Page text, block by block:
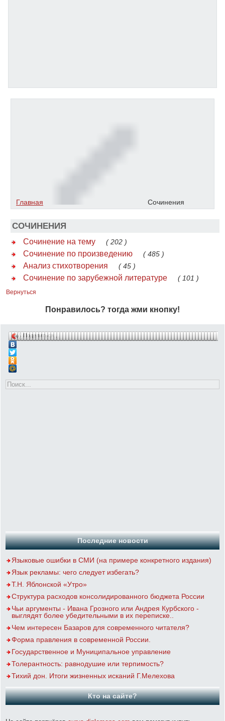
Главная Сочинения
СОЧИНЕНИЯ
Сочинение на тему ( 202 )
Сочинение по произведению ( 485 )
Анализ стихотворения ( 45 )
Сочинение по зарубежной литературе ( 101 )
Вернуться
Понравилось? тогда жми кнопку!
Поделиться…
Последние новости
Языковые ошибки в СМИ (на примере конкретного издания)
Язык рекламы: чего следует избегать?
Т.Н. Яблонской «Утро»
Структура расходов консолидированного бюджета России
Чьи аргументы - Ивана Грозного или Андрея Курбского -
выглядят более убедительными в их переписке..
Чем интересен Базаров для современного читателя?
Форма правления в современной России.
Государственное и Муниципальное управление
Толерантность: равнодушие или терпимость?
Тихий дон. Итоги жизненных исканий Г.Мелехова
Кто на сайте?